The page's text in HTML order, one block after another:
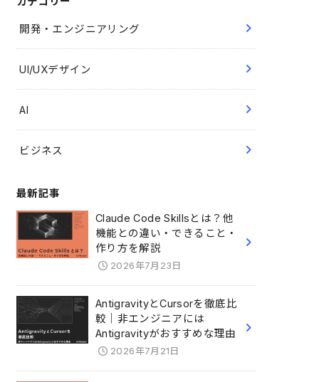
開発・エンジニアリング
UI/UXデザイン
AI
ビジネス
最新記事
Claude Code Skillsとは？他
機能との違い・できること・
作り方を解説
2026年7月23日
AntigravityとCursorを徹底比
較｜非エンジニアには
Antigravityがおすすめな理由
2026年7月21日